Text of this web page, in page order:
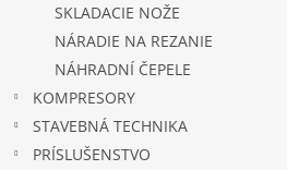
SKLADACIE NOŽE
NÁRADIE NA REZANIE
NÁHRADNÍ ČEPELE
KOMPRESORY
STAVEBNÁ TECHNIKA
PRÍSLUŠENSTVO